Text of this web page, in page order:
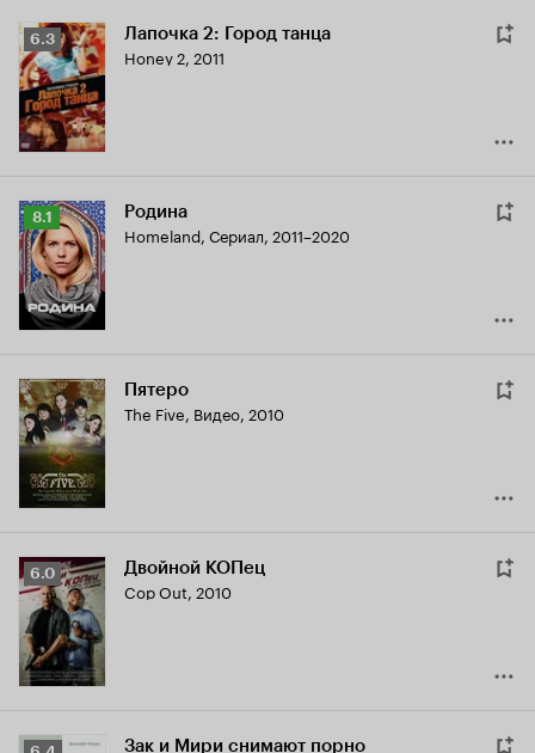
Рейтинг
Кинопоиска
6.3
6.3 Лапочка 2: Город танца
Honey 2, 2011
Рейтинг
Кинопоиска
8.1
8.1 Родина
Homeland, Сериал, 2011–2020
Пятеро
The Five, Видео, 2010
Рейтинг
Кинопоиска
6.0
6.0 Двойной КОПец
Cop Out, 2010
Зак и Мири снимают порно